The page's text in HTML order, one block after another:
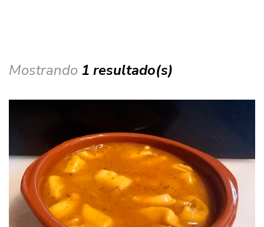
Mostrando 1 resultado(s)